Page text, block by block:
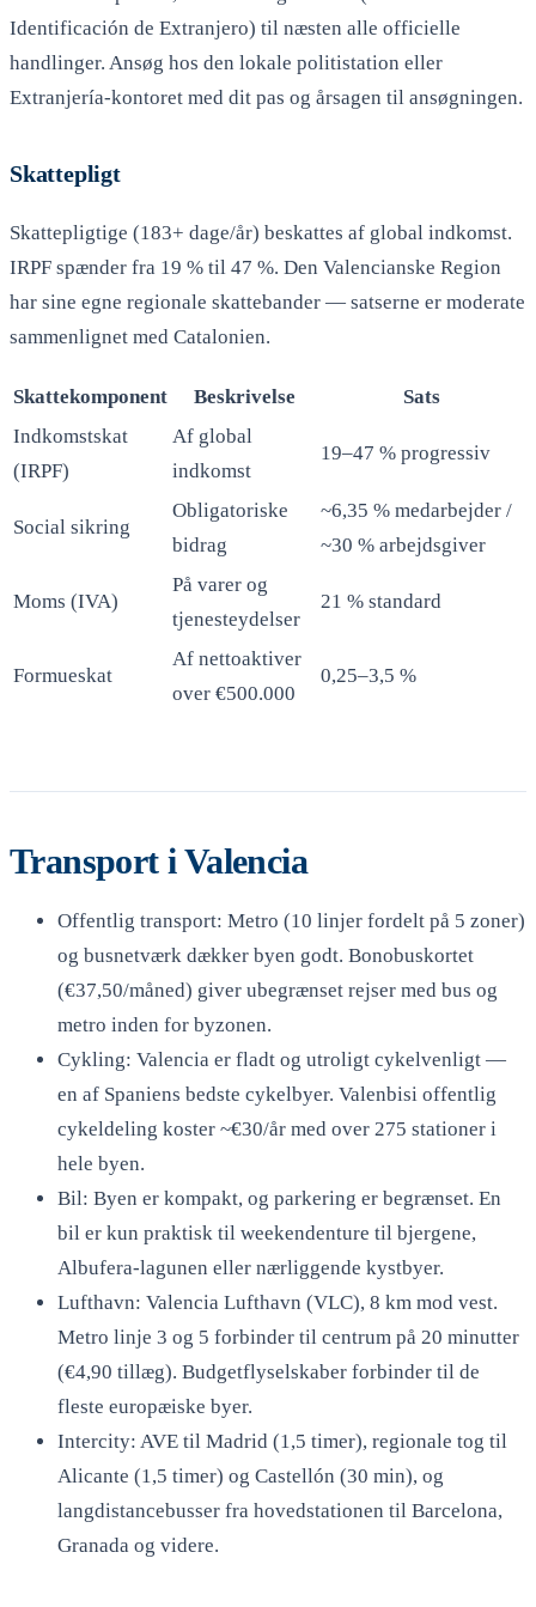
Identificación de Extranjero) til næsten alle officielle
handlinger. Ansøg hos den lokale politistation eller
Extranjería-kontoret med dit pas og årsagen til ansøgningen.
Skattepligt
Skattepligtige (183+ dage/år) beskattes af global indkomst.
IRPF spænder fra 19 % til 47 %. Den Valencianske Region
har sine egne regionale skattebander — satserne er moderate
sammenlignet med Catalonien.
Skattekomponent Beskrivelse
Sats
Indkomstskat
(IRPF)
Af global
indkomst
19–47 % progressiv
Social sikring
Obligatoriske
bidrag
~6,35 % medarbejder /
~30 % arbejdsgiver
Moms (IVA)
På varer og
tjenesteydelser
21 % standard
Formueskat
Af nettoaktiver
over €500.000
0,25–3,5 %
Transport i Valencia
Offentlig transport: Metro (10 linjer fordelt på 5 zoner)
og busnetværk dækker byen godt. Bonobuskortet
(€37,50/måned) giver ubegrænset rejser med bus og
metro inden for byzonen.
Cykling: Valencia er fladt og utroligt cykelvenligt —
en af Spaniens bedste cykelbyer. Valenbisi offentlig
cykeldeling koster ~€30/år med over 275 stationer i
hele byen.
Bil: Byen er kompakt, og parkering er begrænset. En
bil er kun praktisk til weekendenture til bjergene,
Albufera-lagunen eller nærliggende kystbyer.
Lufthavn: Valencia Lufthavn (VLC), 8 km mod vest.
Metro linje 3 og 5 forbinder til centrum på 20 minutter
(€4,90 tillæg). Budgetflyselskaber forbinder til de
fleste europæiske byer.
Intercity: AVE til Madrid (1,5 timer), regionale tog til
Alicante (1,5 timer) og Castellón (30 min), og
langdistancebusser fra hovedstationen til Barcelona,
Granada og videre.